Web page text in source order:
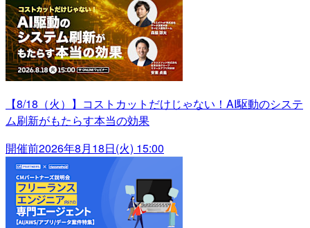
【8/18（火）】コストカットだけじゃない！AI駆動のシステ
ム刷新がもたらす本当の効果
開催前2026年8月18日(火) 15:00